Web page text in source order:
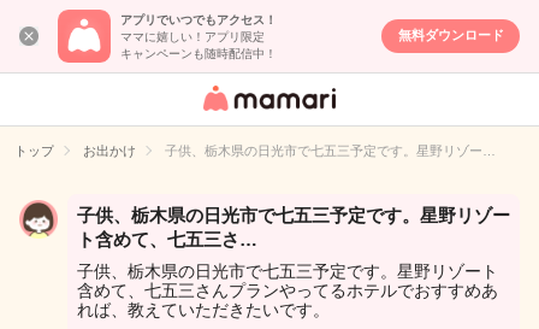
アプリでいつでもアクセス！
ママに嬉しい！アプリ限定
キャンペーンも随時配信中！
無料ダウンロード
女性専用匿名QA
イト
トップ お出かけ 子供、栃木県の日光市で七五三予定です。星野リゾー…
子供、栃木県の日光市で七五三予定です。星野リゾー
ト含めて、七五三さ…
子供、栃木県の日光市で七五三予定です。星野リゾート
含めて、七五三さんプランやってるホテルでおすすめあ
れば、教えていただきたいです。